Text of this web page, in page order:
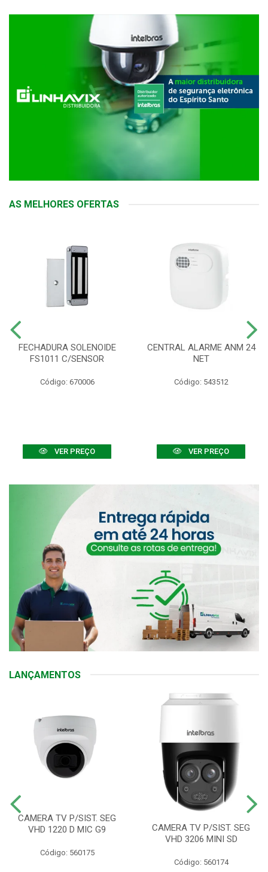
AS MELHORES OFERTAS
FECHADURA SOLENOIDE
FS1011 C/SENSOR
Código: 670006
VER PREÇO
CENTRAL ALARME ANM 24
NET
Código: 543512
VER PREÇO
LANÇAMENTOS
CAMERA TV P/SIST. SEG
VHD 1220 D MIC G9
Código: 560175
CAMERA TV P/SIST. SEG
VHD 3206 MINI SD
Código: 560174